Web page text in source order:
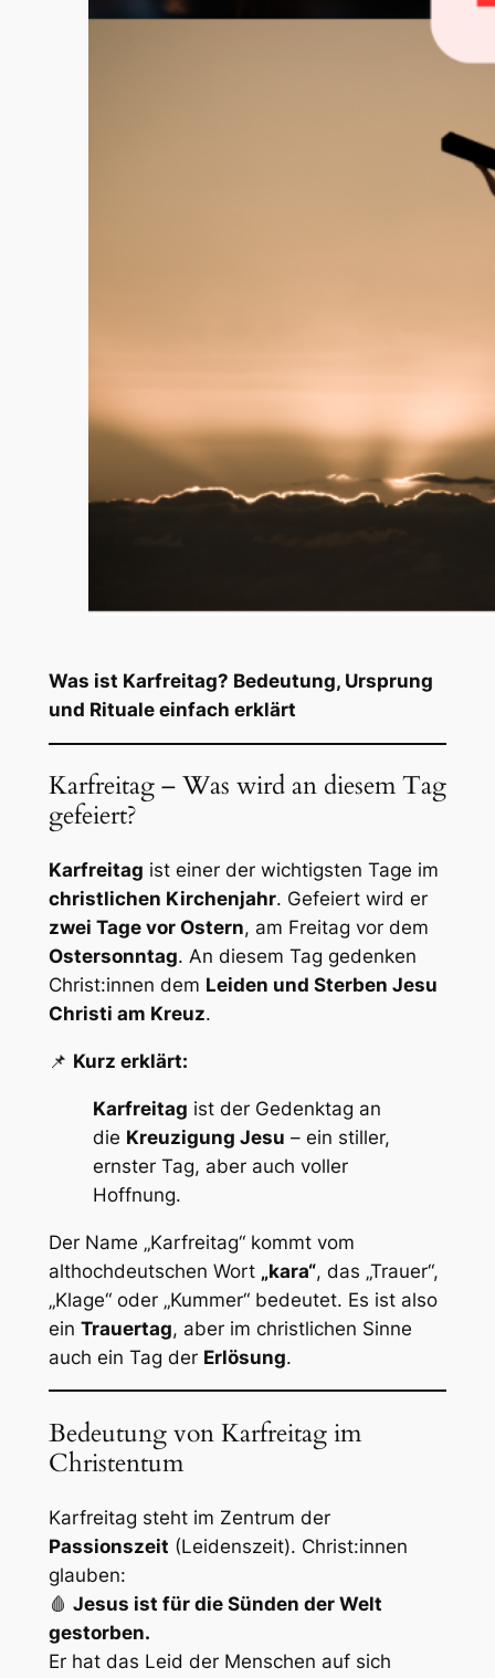
Was ist Karfreitag? Bedeutung, Ursprung
und Rituale einfach erklärt
Karfreitag – Was wird an diesem Tag
gefeiert?
Karfreitag ist einer der wichtigsten Tage im
christlichen Kirchenjahr. Gefeiert wird er
zwei Tage vor Ostern, am Freitag vor dem
Ostersonntag. An diesem Tag gedenken
Christ:innen dem Leiden und Sterben Jesu
Christi am Kreuz.
📌 Kurz erklärt:
Karfreitag ist der Gedenktag an
die Kreuzigung Jesu – ein stiller,
ernster Tag, aber auch voller
Hoffnung.
Der Name „Karfreitag“ kommt vom
althochdeutschen Wort „kara“, das „Trauer“,
„Klage“ oder „Kummer“ bedeutet. Es ist also
ein Trauertag, aber im christlichen Sinne
auch ein Tag der Erlösung.
Bedeutung von Karfreitag im
Christentum
Karfreitag steht im Zentrum der
Passionszeit (Leidenszeit). Christ:innen
glauben:
🩸 Jesus ist für die Sünden der Welt
gestorben.
Er hat das Leid der Menschen auf sich